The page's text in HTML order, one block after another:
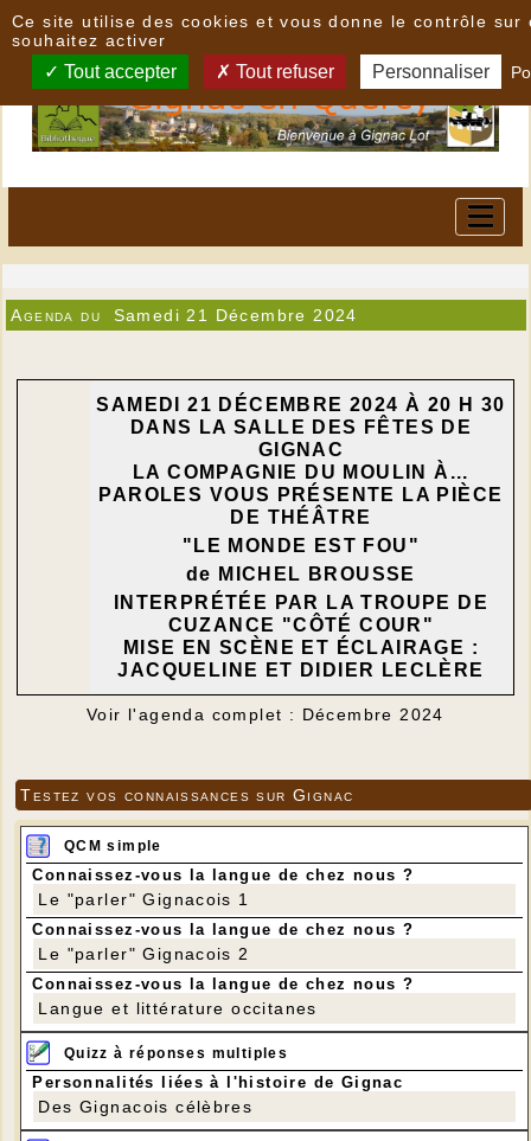
Agenda du Samedi 21 Décembre 2024
SAMEDI 21 DÉCEMBRE 2024 À 20 H 30
DANS LA SALLE DES FÊTES DE
GIGNAC
LA COMPAGNIE DU MOULIN À...
PAROLES VOUS PRÉSENTE LA PIÈCE
DE THÉÂTRE
"LE MONDE EST FOU"
de MICHEL BROUSSE
INTERPRÉTÉE PAR LA TROUPE DE
CUZANCE "CÔTÉ COUR"
MISE EN SCÈNE ET ÉCLAIRAGE :
JACQUELINE ET DIDIER LECLÈRE
Voir l'agenda complet : Décembre 2024
Testez vos connaissances sur Gignac
QCM simple
Connaissez-vous la langue de chez nous ?
Le "parler" Gignacois 1
Connaissez-vous la langue de chez nous ?
Le "parler" Gignacois 2
Connaissez-vous la langue de chez nous ?
Langue et littérature occitanes
Quizz à réponses multiples
Personnalités liées à l'histoire de Gignac
Des Gignacois célèbres
Ce site utilise des cookies et vous donne le contrôle sur
souhaitez activer
Tout accepter Tout refuser Personnaliser